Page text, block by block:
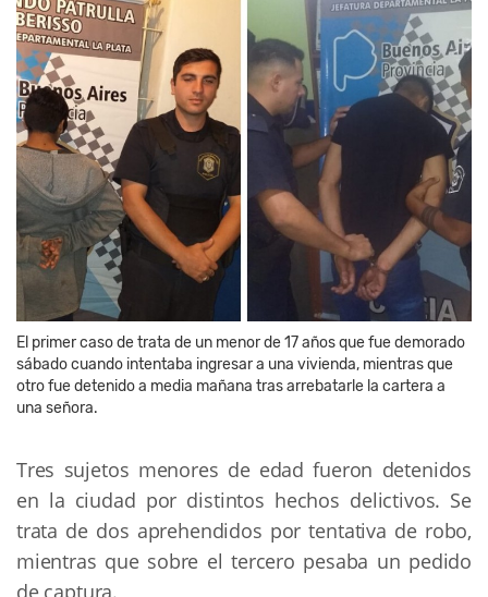
El primer caso de trata de un menor de 17 años que fue demorado
sábado cuando intentaba ingresar a una vivienda, mientras que
otro fue detenido a media mañana tras arrebatarle la cartera a
una señora.
Tres sujetos menores de edad fueron detenidos
en la ciudad por distintos hechos delictivos. Se
trata de dos aprehendidos por tentativa de robo,
mientras que sobre el tercero pesaba un pedido
de captura.